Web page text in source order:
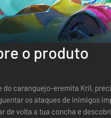
o produto
do caranguejo-eremita Kril,
os ataques de inimigos
de volta a tua concha e